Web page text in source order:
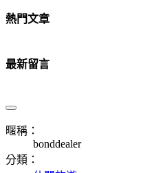
熱門文章
最新留言
暱稱：
bonddealer
分類：